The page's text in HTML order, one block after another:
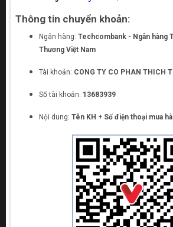
Thông tin chuyển khoản:
Ngân hàng: Techcombank - Ngân hàng
Thương Việt Nam
Tài khoản: CONG TY CO PHAN THICH
Số tài khoản: 13683939
Nội dung: Tên KH + Số điện thoại mua